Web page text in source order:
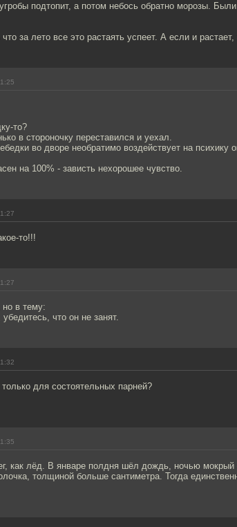
подтопит, а потом небось обратно морозы.
за лето все это растаять успеет. А если и
то?
в стороночку переставился и уехал.
во дворе необратимо воздействует на психику
на 100% - зависть нехорошее чувство.
то!!!
в тему:
что он не занят.
для состоятельных парней?
как лёд. В январе полдня шёл дождь, ночью мокрый
толщиной больше сантиметра. Тогда